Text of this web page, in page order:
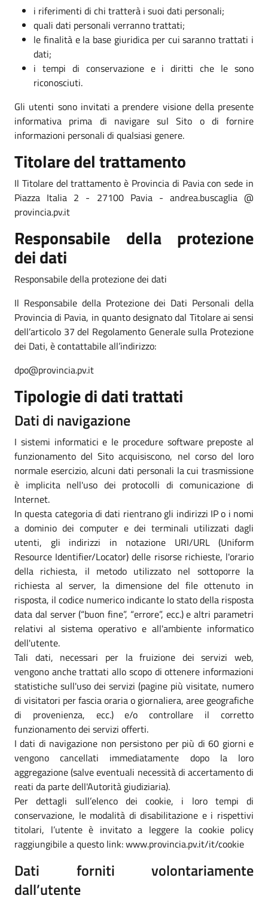
i riferimenti di chi tratterà i suoi dati personali;
quali dati personali verranno trattati;
le finalità e la base giuridica per cui saranno trattati i
dati;
i tempi di conservazione e i diritti che le sono
riconosciuti.
Gli utenti sono invitati a prendere visione della presente
informativa prima di navigare sul Sito o di fornire
informazioni personali di qualsiasi genere.
Titolare del trattamento
Il Titolare del trattamento è Provincia di Pavia con sede in
Piazza Italia 2 - 27100 Pavia - andrea.buscaglia @
provincia.pv.it
Responsabile della protezione
dei dati
Responsabile della protezione dei dati
Il Responsabile della Protezione dei Dati Personali della
Provincia di Pavia, in quanto designato dal Titolare ai sensi
dell’articolo 37 del Regolamento Generale sulla Protezione
dei Dati, è contattabile all’indirizzo:
dpo@provincia.pv.it
Tipologie di dati trattati
Dati di navigazione
I sistemi informatici e le procedure software preposte al
funzionamento del Sito acquisiscono, nel corso del loro
normale esercizio, alcuni dati personali la cui trasmissione
è implicita nell'uso dei protocolli di comunicazione di
Internet.
In questa categoria di dati rientrano gli indirizzi IP o i nomi
a dominio dei computer e dei terminali utilizzati dagli
utenti, gli indirizzi in notazione URI/URL (Uniform
Resource Identifier/Locator) delle risorse richieste, l'orario
della richiesta, il metodo utilizzato nel sottoporre la
richiesta al server, la dimensione del file ottenuto in
risposta, il codice numerico indicante lo stato della risposta
data dal server (“buon fine”, “errore”, ecc.) e altri parametri
relativi al sistema operativo e all'ambiente informatico
dell'utente.
Tali dati, necessari per la fruizione dei servizi web,
vengono anche trattati allo scopo di ottenere informazioni
statistiche sull'uso dei servizi (pagine più visitate, numero
di visitatori per fascia oraria o giornaliera, aree geografiche
di provenienza, ecc.) e/o controllare il corretto
funzionamento dei servizi offerti.
I dati di navigazione non persistono per più di 60 giorni e
vengono cancellati immediatamente dopo la loro
aggregazione (salve eventuali necessità di accertamento di
reati da parte dell'Autorità giudiziaria).
Per dettagli sull’elenco dei cookie, i loro tempi di
conservazione, le modalità di disabilitazione e i rispettivi
titolari, l’utente è invitato a leggere la cookie policy
raggiungibile a questo link: www.provincia.pv.it/it/cookie
Dati forniti volontariamente
dall’utente